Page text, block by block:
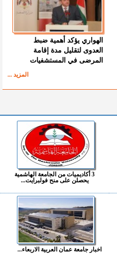
الهواري يؤكد أهمية ضبط
العدوى لتقليل مدة إقامة
المرضى في المستشفيات
المزيد ...
3 أكاديميات من الجامعة الهاشمية
يحصلن على منح فولبرايت...
اخبار جامعة عمان العربية الاربعاء...